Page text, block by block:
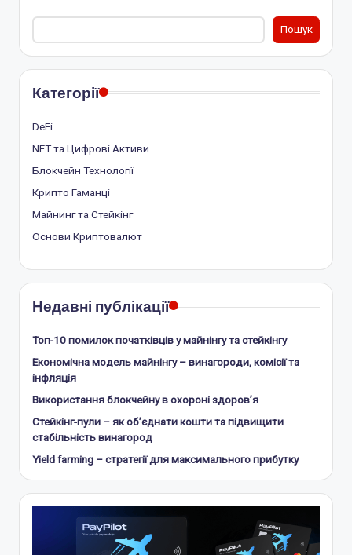
Пошук
Категорії
DeFi
NFT та Цифрові Активи
Блокчейн Технології
Крипто Гаманці
Майнинг та Стейкінг
Основи Криптовалют
Недавні публікації
Топ-10 помилок початківців у майнінгу та стейкінгу
Економічна модель майнінгу – винагороди, комісії та
інфляція
Використання блокчейну в охороні здоров’я
Стейкінг-пули – як об’єднати кошти та підвищити
стабільність винагород
Yield farming – стратегії для максимального прибутку